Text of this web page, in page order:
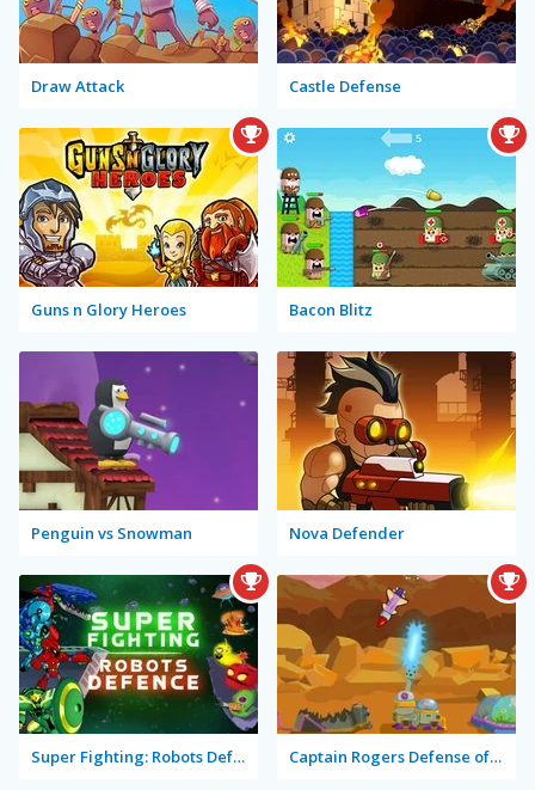
Draw Attack Castle Defense
Guns n Glory Heroes Bacon Blitz
Penguin vs Snowman Nova Defender
Super Fighting: Robots Defense Captain Rogers Defense of Karmax